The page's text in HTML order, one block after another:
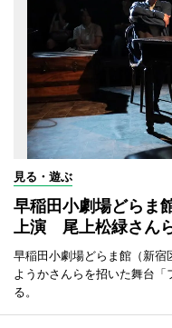
見る・遊ぶ
早稲田小劇場どらま
上演 尾上松緑さん
早稲田小劇場どらま館（新宿
ようかさんらを招いた舞台
る。